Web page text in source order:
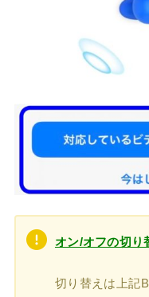
オン/オフの切り
切り替えは上記